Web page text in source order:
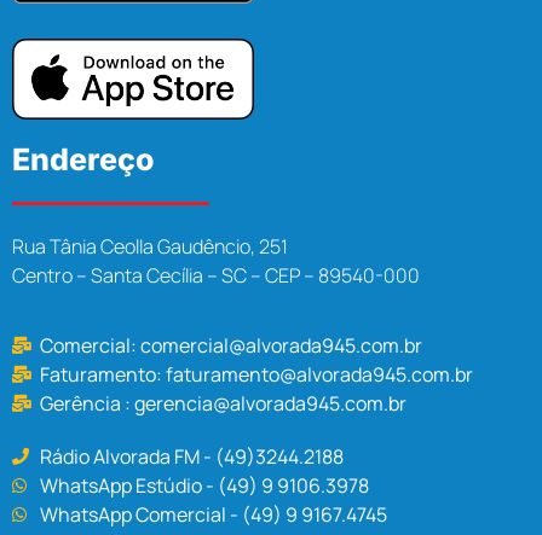
Endereço
Rua Tânia Ceolla Gaudêncio, 251
Centro – Santa Cecília – SC – CEP – 89540-000
Comercial:comercial@alvorada945.com.br
Faturamento:faturamento@alvorada945.com.br
Gerência :gerencia@alvorada945.com.br
Rádio Alvorada FM - (49)3244.2188
WhatsApp Estúdio - (49) 9 9106.3978
WhatsApp Comercial - (49) 9 9167.4745